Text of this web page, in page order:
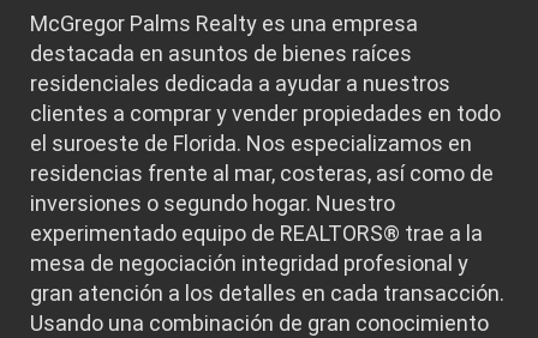
McGregor Palms Realty es una empresa
destacada en asuntos de bienes raíces
residenciales dedicada a ayudar a nuestros
clientes a comprar y vender propiedades en todo
el suroeste de Florida. Nos especializamos en
residencias frente al mar, costeras, así como de
inversiones o segundo hogar. Nuestro
experimentado equipo de REALTORS® trae a la
mesa de negociación integridad profesional y
gran atención a los detalles en cada transacción.
Usando una combinación de gran conocimiento